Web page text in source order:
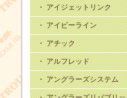
・ アイジェットリンク
・ アイビーライン
・ アチック
・ アルフレッド
・ アングラーズシステム